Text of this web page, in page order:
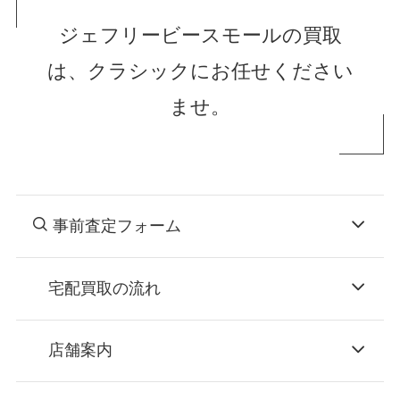
ジェフリービースモールの買取
は、クラシックにお任せください
ませ。
事前査定フォーム
宅配買取の流れ
お申込み
店舗案内